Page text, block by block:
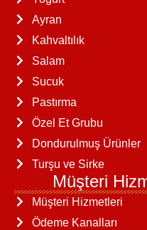
Ayran
Kahvaltılık
Salam
Sucuk
Pastırma
Özel Et Grubu
Dondurulmuş Ürünler
Turşu ve Sirke
Müşteri
Müşteri Hizmetleri
Ödeme Kanalları